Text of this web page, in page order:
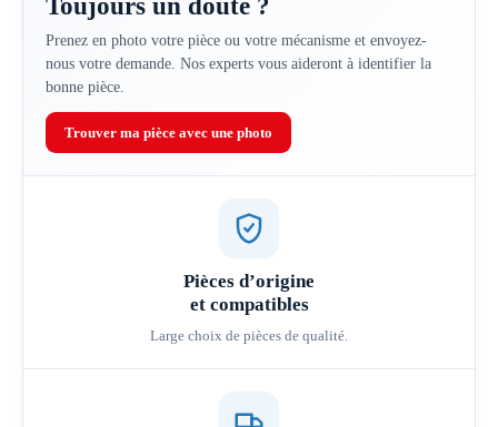
Toujours un doute ?
Prenez en photo votre pièce ou votre mécanisme et envoyez-
nous votre demande. Nos experts vous aideront à identifier la
bonne pièce.
Trouver ma pièce avec une photo
Pièces d’origine
et compatibles
Large choix de pièces de qualité.